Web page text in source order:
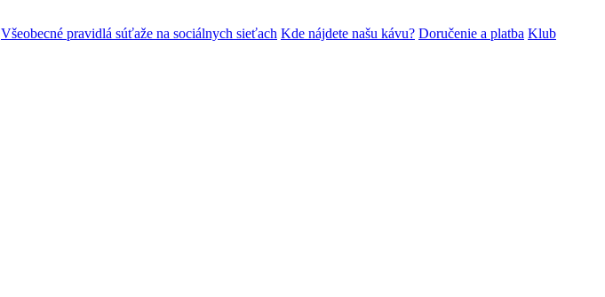
Všeobecné pravidlá súťaže na sociálnych sieťach Kde nájdete našu kávu? Doručenie a platba Klub